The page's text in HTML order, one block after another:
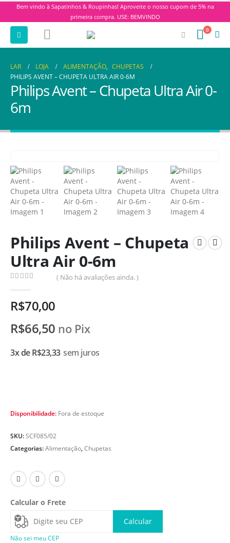
Bem vindo à Sapatinhos & Roupinhas! Aproveite o nosso cupom de 5% na
primeira compra. USE: BEMVINDO
0
LAR LOJA ALIMENTAÇÃO, CHUPETAS
PHILIPS AVENT – CHUPETA ULTRA AIR 0-6M
Philips Avent – Chupeta Ultra Air 0-
6m
Philips Avent – Chupeta
Ultra Air 0-6m
( Não há avaliações ainda. )
R$70,00
R$66,50 no Pix
3x deR$23,33 sem juros
Disponibilidade: Fora de estoque
SKU:SCF085/02
Categorias:Alimentação,Chupetas
Calcular o Frete
Calcular
Não sei meu CEP